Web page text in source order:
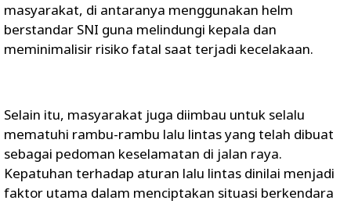
masyarakat, di antaranya menggunakan helm
berstandar SNI guna melindungi kepala dan
meminimalisir risiko fatal saat terjadi kecelakaan.
Selain itu, masyarakat juga diimbau untuk selalu
mematuhi rambu-rambu lalu lintas yang telah dibuat
sebagai pedoman keselamatan di jalan raya.
Kepatuhan terhadap aturan lalu lintas dinilai menjadi
faktor utama dalam menciptakan situasi berkendara